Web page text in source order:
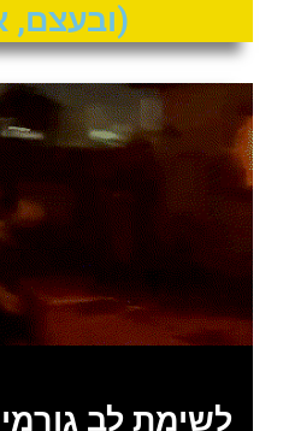
(ובעצם,
לשימת לב